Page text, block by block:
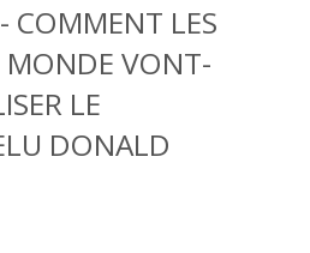
COMMENT LES
MONDE VONT-
LE
DONALD